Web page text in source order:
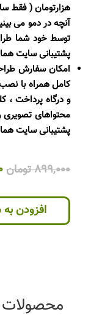
هزارتومان ( فقط
آنچه در دمو می
توسط خود شما
پشتیبانی سایت
امکان سفارش
کامل همراه با
و درگاه پرداخت ،
محتواهای تصویری
پشتیبانی سایت
899,000تومان
افزودن
محصولات